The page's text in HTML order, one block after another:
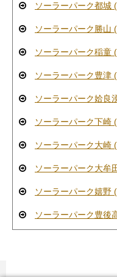
ソーラーパーク都城
ソーラーパーク勝山
ソーラーパーク稲童
ソーラーパーク豊津
ソーラーパーク姶良
ソーラーパーク下崎
ソーラーパーク大崎
ソーラーパーク大牟
ソーラーパーク嬉野
ソーラーパーク豊後